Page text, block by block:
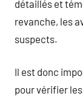
détaillés et
revanche, les
suspects.
Il est donc
pour vérifier